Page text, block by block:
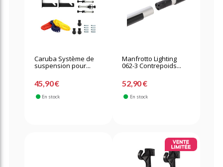
Caruba Système de
suspension pour...
45,90 €
En stock
Manfrotto Lighting
062-3 Contrepoids...
52,90 €
En stock